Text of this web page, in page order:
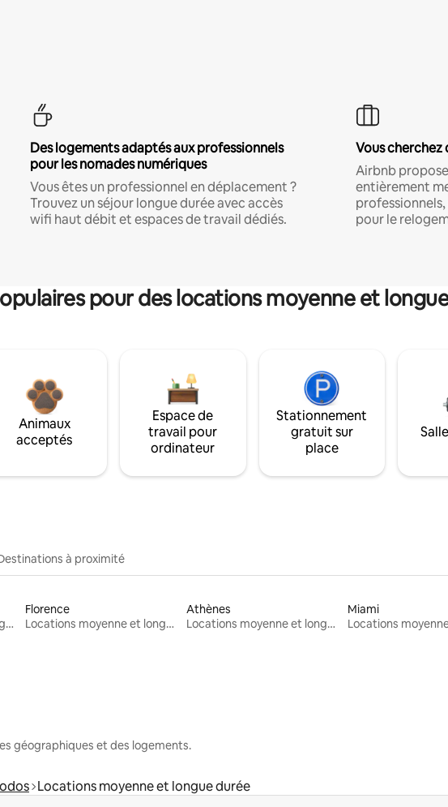
Des logements adaptés aux professionnels
pour les nomades numériques
Vous êtes un professionnel en déplacement ?
Trouvez un séjour longue durée avec accès
wifi haut débit et espaces de travail dédiés.
Vous cherchez
Airbnb
entièrement
pour le
pour des locations moyenne et
Animaux
acceptés
Espace de
travail pour
ordinateur
Stationnement
gratuit sur
place
à proximité
Locations moyenne et longue durée
Florence
Locations moyenne et longue durée
Athènes
Locations moyenne et longue durée
Miami
géographiques et des logements.
Locations moyenne et longue durée